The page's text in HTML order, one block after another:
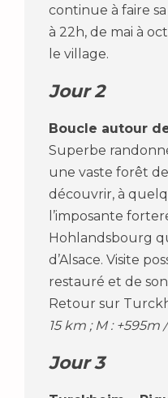
continue à faire
à 22h, de mai à
le village.
Jour 2
Boucle autour
Superbe
une vaste forêt
découvrir, à
l’imposante
Hohlandsbourg
d’Alsace. Visite
restauré et de
Retour sur
15 km ; M : +595m
Jour 3